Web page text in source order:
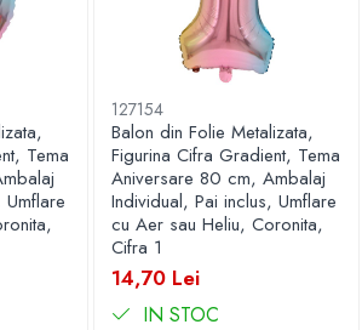
Tema
127154
Balon din Folie Metalizata,
Figurina Cifra Gradient, Tema
Aniversare 80 cm, Ambalaj
Individual, Pai inclus, Umflare
cu Aer sau Heliu, Coronita,
Cifra 1
14,70 Lei
IN STOC